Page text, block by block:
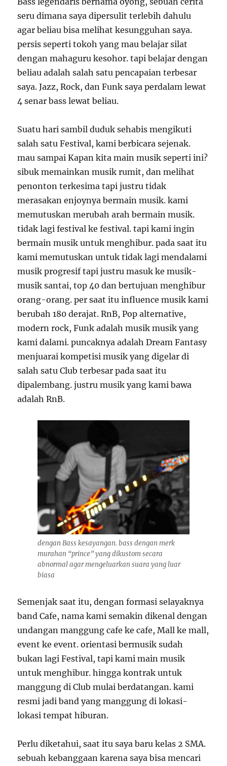
seru dimana saya dipersulit terlebih dahulu
agar beliau bisa melihat kesungguhan saya.
persis seperti tokoh yang mau belajar silat
dengan mahaguru kesohor. tapi belajar dengan
beliau adalah salah satu pencapaian terbesar
saya. Jazz, Rock, dan Funk saya perdalam lewat
4 senar bass lewat beliau.
Suatu hari sambil duduk sehabis mengikuti
salah satu Festival, kami berbicara sejenak.
mau sampai Kapan kita main musik seperti ini?
sibuk memainkan musik rumit, dan melihat
penonton terkesima tapi justru tidak
merasakan enjoynya bermain musik. kami
memutuskan merubah arah bermain musik.
tidak lagi festival ke festival. tapi kami ingin
bermain musik untuk menghibur. pada saat itu
kami memutuskan untuk tidak lagi mendalami
musik progresif tapi justru masuk ke musik-
musik santai, top 40 dan bertujuan menghibur
orang-orang. per saat itu influence musik kami
berubah 180 derajat. RnB, Pop alternative,
modern rock, Funk adalah musik musik yang
kami dalami. puncaknya adalah Dream Fantasy
menjuarai kompetisi musik yang digelar di
salah satu Club terbesar pada saat itu
dipalembang. justru musik yang kami bawa
adalah RnB.
dengan Bass kesayangan. bass dengan merk
murahan “prince” yang dikustom secara
abnormal agar mengeluarkan suara yang luar
biasa
Semenjak saat itu, dengan formasi selayaknya
band Cafe, nama kami semakin dikenal dengan
undangan manggung cafe ke cafe, Mall ke mall,
event ke event. orientasi bermusik sudah
bukan lagi Festival, tapi kami main musik
untuk menghibur. hingga kontrak untuk
manggung di Club mulai berdatangan. kami
resmi jadi band yang manggung di lokasi-
lokasi tempat hiburan.
Perlu diketahui, saat itu saya baru kelas 2 SMA.
sebuah kebanggaan karena saya bisa mencari